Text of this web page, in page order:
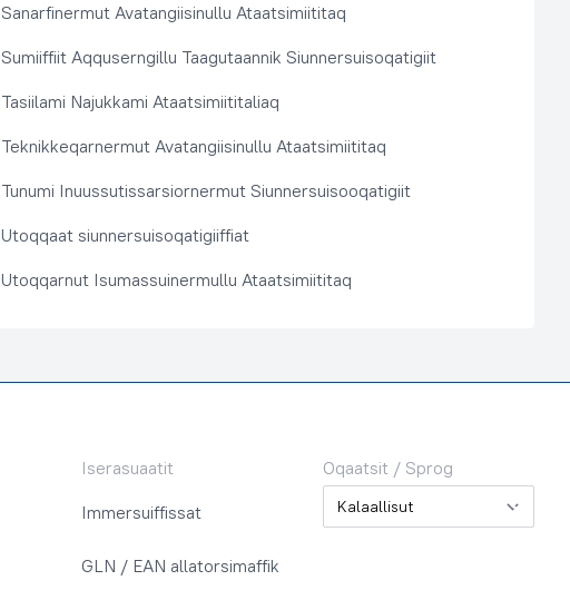
Sanarfinermut Avatangiisinullu Ataatsimiititaq
Sumiiffiit Aqquserngillu Taagutaannik Siunnersuisoqatigiit
Tasiilami Najukkami Ataatsimiititaliaq
Teknikkeqarnermut Avatangiisinullu Ataatsimiititaq
Tunumi Inuussutissarsiornermut Siunnersuisooqatigiit
Utoqqaat siunnersuisoqatigiiffiat
Utoqqarnut Isumassuinermullu Ataatsimiititaq
Iserasuaatit
Immersuiffissat
GLN / EAN allatorsimaffik
Oqaatsit / Sprog
Oqaatsit / Sprog